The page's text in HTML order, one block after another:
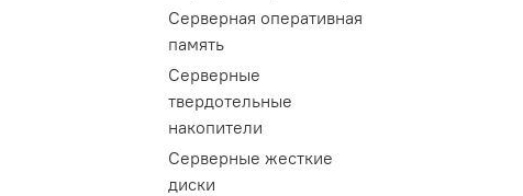
Серверная оперативная
память
Серверные
твердотельные
накопители
Серверные жесткие
диски